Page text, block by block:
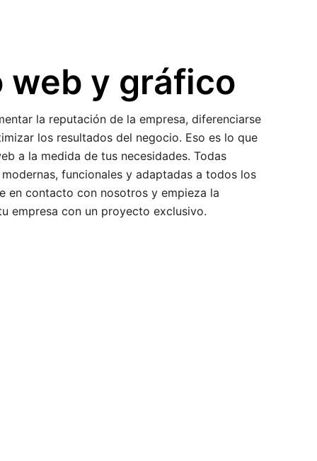
web y gráfico
la reputación de la empresa, diferenciarse
los resultados del negocio. Eso es lo que
a la medida de tus necesidades. Todas
funcionales y adaptadas a todos los
en contacto con nosotros y empieza la
empresa con un proyecto exclusivo.